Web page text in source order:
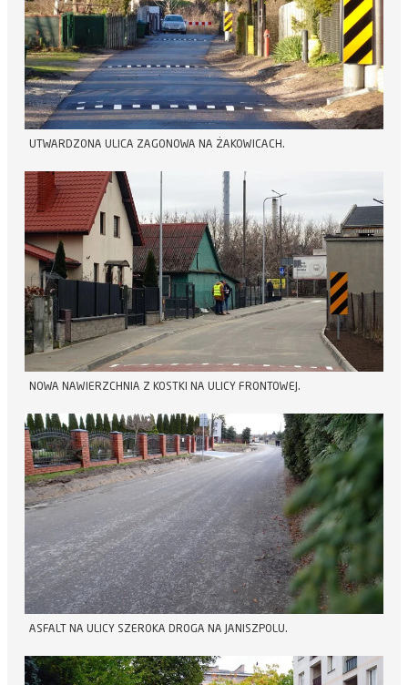
UTWARDZONA ULICA ZAGONOWA NA ŻAKOWICACH.
NOWA NAWIERZCHNIA Z KOSTKI NA ULICY FRONTOWEJ.
ASFALT NA ULICY SZEROKA DROGA NA JANISZPOLU.